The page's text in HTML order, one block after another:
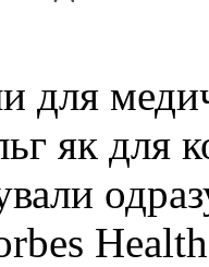
для
як для